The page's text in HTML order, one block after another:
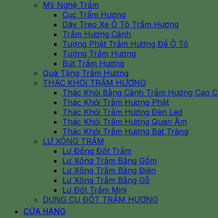
Mỹ Nghệ Trầm
Cục Trầm Hương
Dây Treo Xe Ô Tô Trầm Hương
Trầm Hương Cảnh
Tượng Phật Trầm Hương Để Ô Tô
Tượng Trầm Hương
Bút Trầm Hương
Quà Tặng Trầm Hương
THÁC KHÓI TRẦM HƯƠNG
Thác Khói Bằng Cảnh Trầm Hương Cao
Thác Khói Trầm Hương Phật
Thác Khói Trầm Hương Đèn Led
Thác Khói Trầm Hương Quan Âm
Thác Khói Trầm Hương Bát Tràng
LƯ XÔNG TRẦM
Lư Đồng Đốt Trầm
Lư Xông Trầm Bằng Gốm
Lư Xông Trầm Bằng Điện
Lư Xông Trầm Bằng Gỗ
Lư Đốt Trầm Mini
DỤNG CỤ ĐỐT TRẦM HƯƠNG
CỬA HÀNG